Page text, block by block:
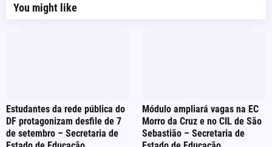
You might like
Estudantes da rede pública do
DF protagonizam desfile de 7
de setembro – Secretaria de
Módulo ampliará vagas na EC
Morro da Cruz e no CIL de São
Sebastião – Secretaria de